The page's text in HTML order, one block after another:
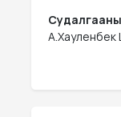
А.Хауленбек